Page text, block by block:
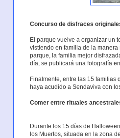
Concurso de disfraces
El parque vuelve a organizar un
vistiendo en familia de la
parque, la familia mejor
día, se publicará una fotografía
Finalmente, entre las 15 familias
haya acudido a Sendaviva con
Comer entre rituales
Durante los 15 días de
los Muertos, situada en la zona